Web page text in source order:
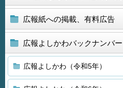
広報紙への掲載、有料広告
広報よしかわバックナンバー
広報よしかわ（令和5年）